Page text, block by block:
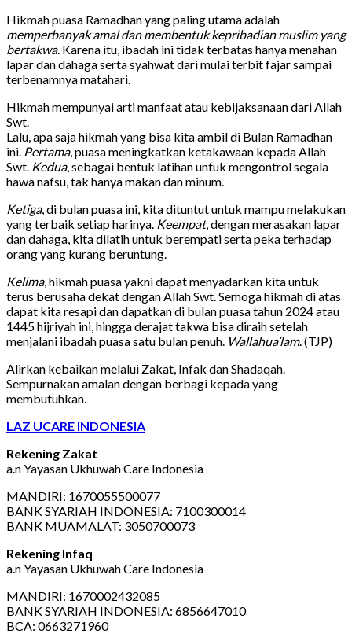
Hikmah puasa Ramadhan yang paling utama adalah
memperbanyak amal dan membentuk kepribadian muslim yang
bertakwa. Karena itu, ibadah ini tidak terbatas hanya menahan
lapar dan dahaga serta syahwat dari mulai terbit fajar sampai
terbenamnya matahari.
Hikmah mempunyai arti manfaat atau kebijaksanaan dari Allah
Swt.
Lalu, apa saja hikmah yang bisa kita ambil di Bulan Ramadhan
ini. Pertama, puasa meningkatkan ketakawaan kepada Allah
Swt. Kedua, sebagai bentuk latihan untuk mengontrol segala
hawa nafsu, tak hanya makan dan minum.
Ketiga, di bulan puasa ini, kita dituntut untuk mampu melakukan
yang terbaik setiap harinya. Keempat, dengan merasakan lapar
dan dahaga, kita dilatih untuk berempati serta peka terhadap
orang yang kurang beruntung.
Kelima, hikmah puasa yakni dapat menyadarkan kita untuk
terus berusaha dekat dengan Allah Swt. Semoga hikmah di atas
dapat kita resapi dan dapatkan di bulan puasa tahun 2024 atau
1445 hijriyah ini, hingga derajat takwa bisa diraih setelah
menjalani ibadah puasa satu bulan penuh. Wallahua’lam. (TJP)
Alirkan kebaikan melalui Zakat, Infak dan Shadaqah.
Sempurnakan amalan dengan berbagi kepada yang
membutuhkan.
LAZ UCARE INDONESIA
Rekening Zakat
a.n Yayasan Ukhuwah Care Indonesia
MANDIRI: 1670055500077
BANK SYARIAH INDONESIA: 7100300014
BANK MUAMALAT: 3050700073
Rekening Infaq
a.n Yayasan Ukhuwah Care Indonesia
MANDIRI: 1670002432085
BANK SYARIAH INDONESIA: 6856647010
BCA: 0663271960